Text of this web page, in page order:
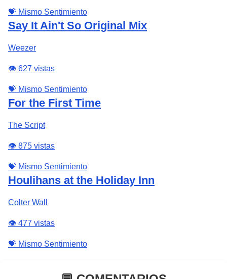
💝 Mismo Sentimiento
Say It Ain't So Original Mix
Weezer
👁️ 627 vistas
💝 Mismo Sentimiento
For the First Time
The Script
👁️ 875 vistas
💝 Mismo Sentimiento
Houlihans at the Holiday Inn
Colter Wall
👁️ 477 vistas
💝 Mismo Sentimiento